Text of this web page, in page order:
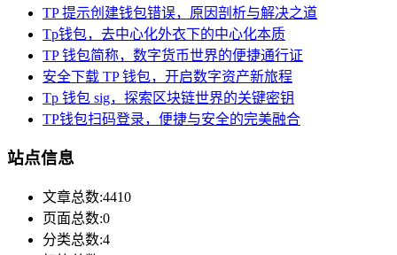
TP 提示创建钱包错误，原因剖析与解决之道
Tp钱包，去中心化外衣下的中心化本质
TP 钱包简称，数字货币世界的便捷通行证
安全下载 TP 钱包，开启数字资产新旅程
Tp 钱包 sig，探索区块链世界的关键密钥
TP钱包扫码登录，便捷与安全的完美融合
站点信息
文章总数:4410
页面总数:0
分类总数:4